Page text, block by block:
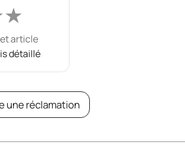
★
article
détaillé
une réclamation